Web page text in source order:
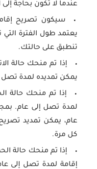
عندما لا تكون بحاجة إلى
سيكون تصريح
يعتمد طول الفترة
تنطبق على حالتك.
إذا تم منحك حالة
يمكن تمديده لمدة
إذا تم منحك حالة
لمدة تصل إلى عام.
عام، يمكن تمديد
كل مرة.
إذا تم منحك حالة
إقامة لمدة تصل إلى